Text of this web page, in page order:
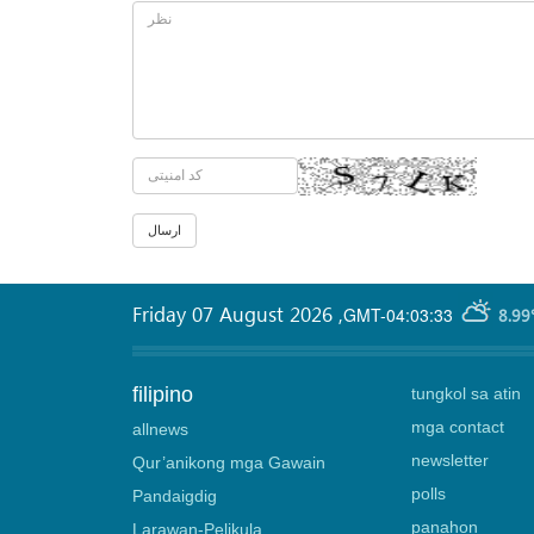
GMT-04:03:33
Friday 07 August 2026 ,
filipino
allnews
Qur’anikong mga Gawain
Pandaigdig
Larawan-Pelikula
tungkol sa atin
mga contact
newsletter
polls
panahon